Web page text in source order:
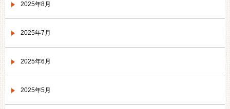
2025年8月
2025年7月
2025年6月
2025年5月